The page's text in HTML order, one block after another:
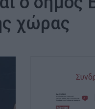
χώρας